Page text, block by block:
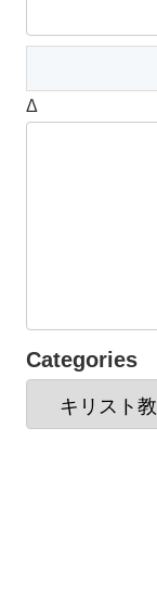
Δ
Categories